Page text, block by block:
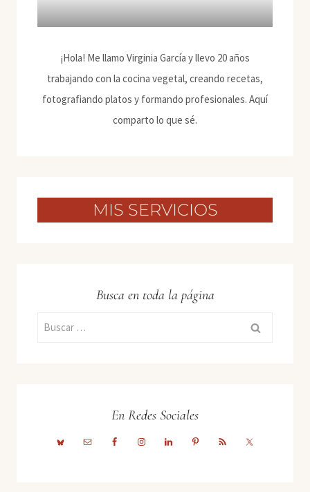
¡Hola! Me llamo Virginia García y llevo 20 años
trabajando con la cocina vegetal, creando recetas,
fotografiando platos y formando profesionales. Aquí
comparto lo que sé.
MIS SERVICIOS
Busca en toda la página
Buscar:
En Redes Sociales